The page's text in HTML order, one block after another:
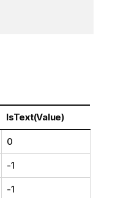
IsText(Value)
0
-1
-1